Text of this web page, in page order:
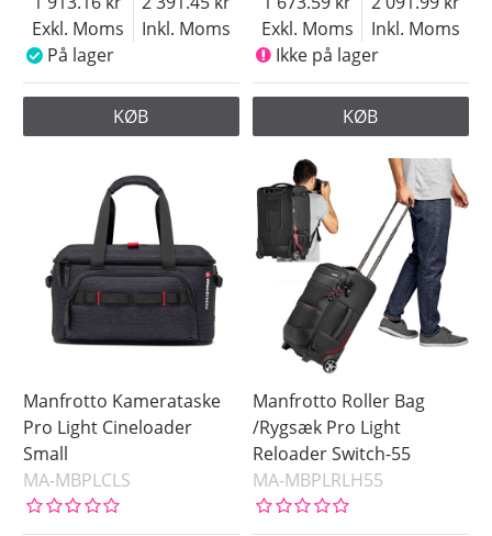
Exkl. Moms
Inkl. Moms
På lager
KØB
Exkl. Moms
Inkl. Moms
Ikke på lager
KØB
Manfrotto Kamerataske
Pro Light Cineloader
Small
MA-MBPLCLS
Manfrotto Roller Bag
/Rygsæk Pro Light
Reloader Switch-55
MA-MBPLRLH55